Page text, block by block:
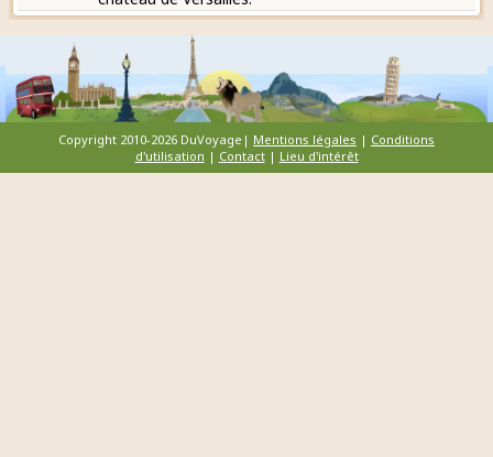
Copyright 2010-2026 DuVoyage| Mentions légales | Conditions
d'utilisation | Contact| Lieu d'intérêt